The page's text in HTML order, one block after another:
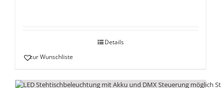
Details
zur Wunschliste